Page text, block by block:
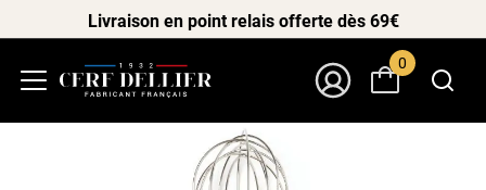
Livraison en point relais offerte dès 69€
0